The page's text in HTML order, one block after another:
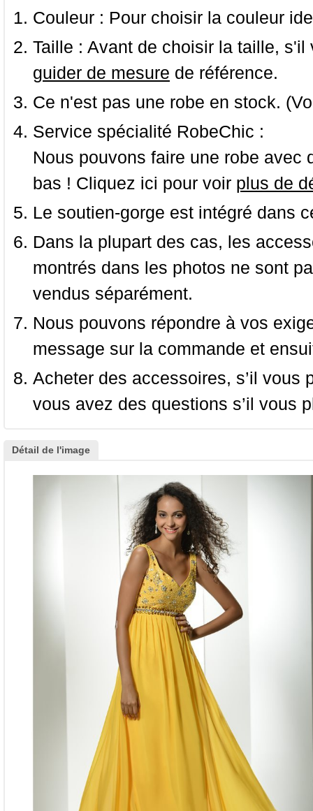
Couleur : Pour choisir la couleur
Taille : Avant de choisir la taille,
guider de mesure de référence.
Ce n'est pas une robe en stock.
Service spécialité RobeChic :
Nous pouvons faire une robe
bas ! Cliquez ici pour voir plus de
Le soutien-gorge est intégré dans
Dans la plupart des cas, les
montrés dans les photos ne sont
vendus séparément.
Nous pouvons répondre à vos
message sur la commande et
Acheter des accessoires, s’il
vous avez des questions s’il vous
Détail de l'image